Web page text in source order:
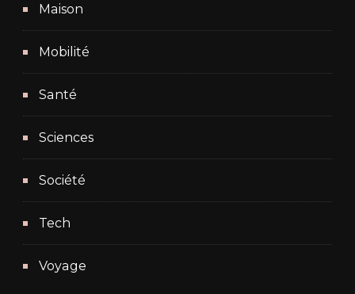
Maison
Mobilité
Santé
Sciences
Société
Tech
Voyage